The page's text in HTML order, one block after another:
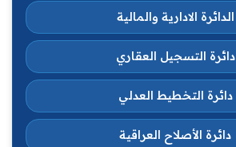
الدائرة الادارية والمالية
دائرة التسجيل العقاري
دائرة التخطيط العدلي
دائرة الأصلاح العراقية